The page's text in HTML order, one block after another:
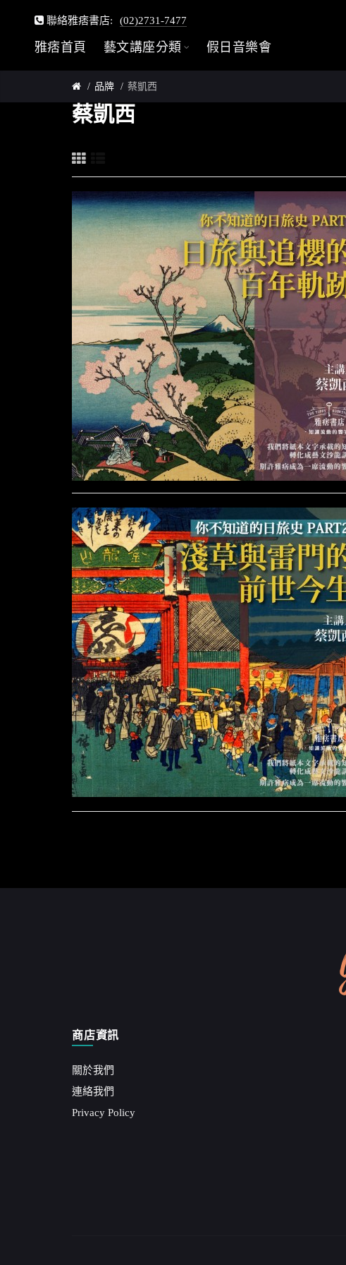
聯絡雅痞書店: (02)2731-7477
雅痞首頁 藝文講座分類 假日音樂會
品牌 蔡凱西
蔡凱西
商店資訊
關於我們
連絡我們
Privacy Policy